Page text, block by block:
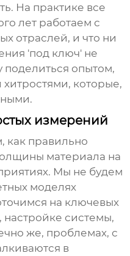
На практике все
лет работаем с
отраслей, и что ни
'под ключ' не
поделиться опытом,
которые,
измерений
как правильно
материала на
Мы не будем
моделях
на ключевых
настройке системы,
же, проблемах, с
в